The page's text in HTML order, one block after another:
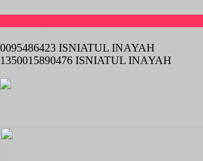
0095486423 ISNIATUL INAYAH
1350015890476 ISNIATUL INAYAH